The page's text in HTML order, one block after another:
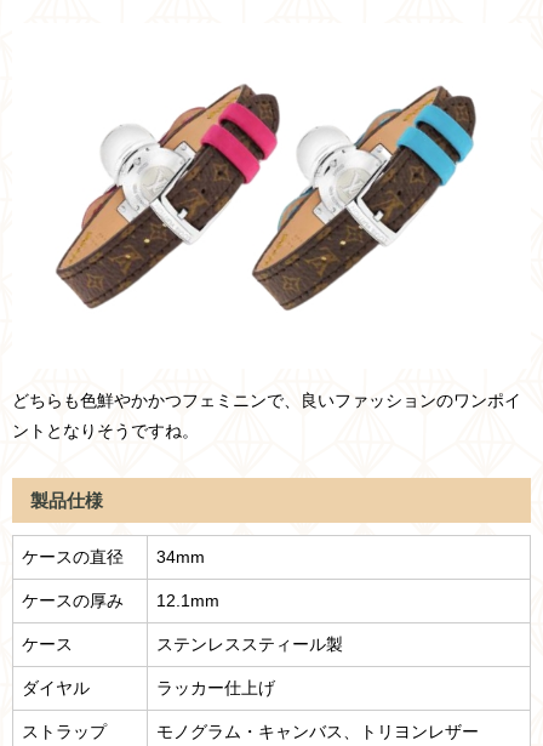
どちらも色鮮やかかつフェミニンで、良いファッションのワンポイ
ントとなりそうですね。
製品仕様
ケースの直径 34mm
ケースの厚み 12.1mm
ケース ステンレススティール製
ダイヤル ラッカー仕上げ
ストラップ モノグラム・キャンバス、トリヨンレザー